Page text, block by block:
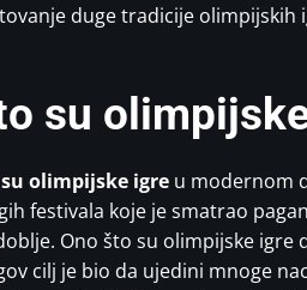
duge tradicije olimpijskih
su
olimpijske igre u modernom
festivala koje je smatrao
Ono što su olimpijske igre
cilj je bio da ujedini mnoge